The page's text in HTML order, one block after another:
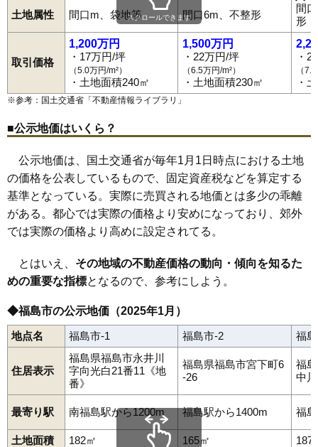
83 松川町沼袋 6.8万円 681万円 4.7%
上野寺 686万円 13.5%
85 清水町 583万円 6.1%
松川町金沢 5.0万円 3,011万円 12.5%
87 飯坂町東湯野 4.8万円
90 下飯坂 4.5万円 81万円 -6.3%
91 岡島 4.1万円 1,616万円 3.7%
92 下野寺 4.1万円 361万円 4.8%
3.7万円
95 飯野町大久保 3.5万円 455万円 -2.8%
96 飯野町 3.0万円 391万円
97 荒井 2.8万円
98 松川町浅川 2.7万円 319万円 -0.1%
99 桜本 2.5万円 163万円 -8.2%
100 立子山 2.3万円 40万円 -9.6%
大笹生
土地属性 間口m、袋地等 間口6m、不整形
間
形
取引価格
1,200万円
・17万円/坪
（5.0万円/m²）
・土地面積240㎡
1,500万円
・22万円/坪
（6.5万円/m²）
・土地面積230㎡
・
（
・
スクロールできます
※参考：国土交通省「不動産情報ライブラリ 」
■公示地価はいくら？
公示地価は、国土交通省が毎年1月1日時点における土地
の価格を公表しているもので、固定資産税などを算定する
基準となっている。実際に売買される地価とは多少の乖離
がある。都心では実際の価格より安めになっており、郊外
では実際の価格より高めに設定されてる。
とはいえ、 その地域の不動産価格の動向・傾向を知るた
めの重要な指標となるので、参考にしよう。
◆福島市の公示地価（2025年1月）
地点名 福島市-1 福島市-2 福
住居表示
福島県福島市永井川
字向光白21番11《地
番》
福島県福島市宮下町6
-26
福
中
最寄り駅 南福島駅から1200m 福島駅から1400m 福
土地面積 182㎡ 165㎡ 187
笹谷五月町清水町 下飯坂下鳥渡下野寺新町清明町瀬上町
太平寺
田沢 立子山 仲間町天神町鳥谷野豊田町 永井川成川
南向台仁井田西中央野田町浜田町万世町東中央東浜町伏拝
蓬莱町堀河町町庭坂 松川町浅川松川町金沢
松川町関谷 松川町沼袋 松木町松浪町松山町
南沢又
南中央南町南矢野目 宮代 宮町本内森合
八島田八島町柳町山口 早稲町渡利
卸町駅
福島学院前駅瀬上駅 向瀬上駅曽根田駅
美術館図書館前駅
岩代清水駅泉〔福島交通〕駅 上松川駅
笹谷駅桜水駅平野駅医王寺前駅花水坂駅飯坂温泉駅